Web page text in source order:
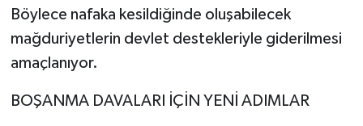
Böylece nafaka kesildiğinde oluşabilecek
mağduriyetlerin devlet destekleriyle giderilmesi
amaçlanıyor.
BOŞANMA DAVALARI İÇİN YENİ ADIMLAR